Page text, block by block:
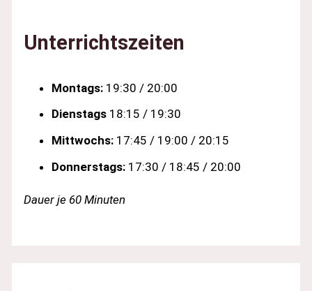
Unterrichtszeiten
Montags: 19:30 / 20:00
Dienstags 18:15 / 19:30
Mittwochs: 17:45 / 19:00 / 20:15
Donnerstags: 17:30 / 18:45 / 20:00
Dauer je 60 Minuten